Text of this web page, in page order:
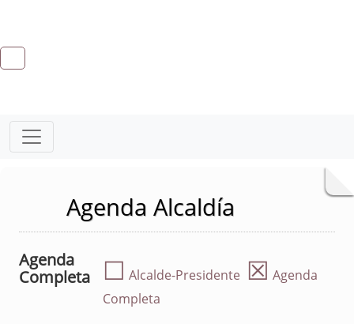
Agenda Alcaldía
Agenda
Completa
☐ Alcalde-Presidente ☒ Agenda
Completa